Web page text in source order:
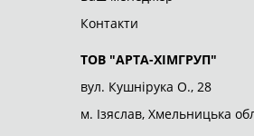
Контакти
ТОВ "АРТА-ХІМГРУП"
вул. Кушнірука О., 28
м. Ізяслав, Хмельницька